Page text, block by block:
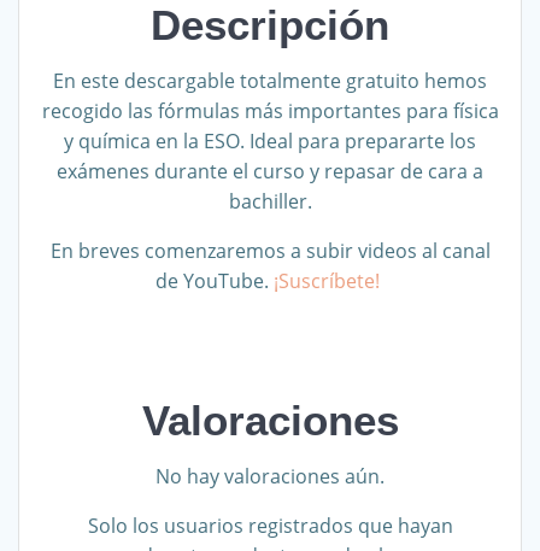
Descripción
En este descargable totalmente gratuito hemos
recogido las fórmulas más importantes para física
y química en la ESO. Ideal para prepararte los
exámenes durante el curso y repasar de cara a
bachiller.
En breves comenzaremos a subir videos al canal
de YouTube. ¡Suscríbete!
Valoraciones
No hay valoraciones aún.
Solo los usuarios registrados que hayan